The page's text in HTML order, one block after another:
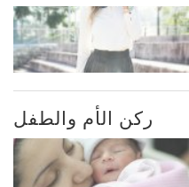
ركن الأم والطفل